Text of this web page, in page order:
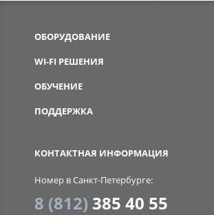
КОНТАКТНАЯ ИНФОРМАЦИЯ
Номер в Санкт-Петербурге:
8 (812) 385 40 55
ОБОРУДОВАНИЕ
WI-FI РЕШЕНИЯ
ОБУЧЕНИЕ
ПОДДЕРЖКА